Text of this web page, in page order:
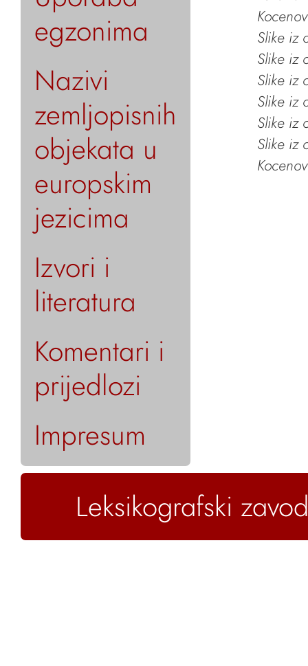
egzonima
Nazivi
zemljopisnih
objekata u
europskim
jezicima
Izvori i
literatura
Komentari i
prijedlozi
Impresum
Slike iz
Slike iz
Slike iz
Slike iz
Slike iz
Slike iz
Leksikografski